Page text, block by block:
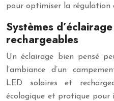
pour optimiser la régulation
Systèmes
rechargeables
Un éclairage bien pensé
l’ambiance d’un
LED solaires et
écologique et pratique pour